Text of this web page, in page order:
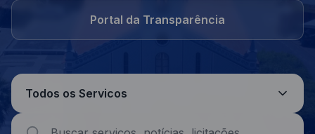
Portal da Transparência
Todos os Servicos